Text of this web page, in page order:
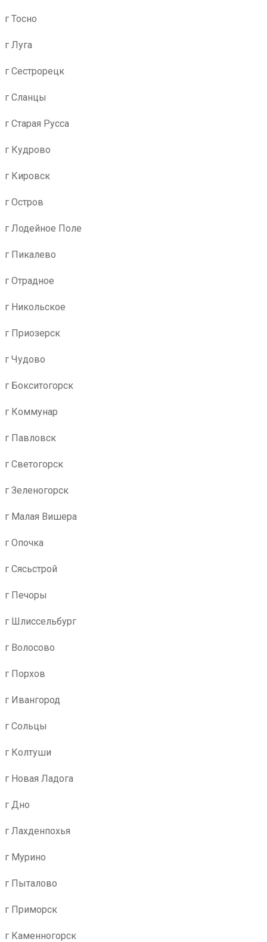
г Тосно
г Луга
г Сестрорецк
г Сланцы
г Старая Русса
г Кудрово
г Кировск
г Остров
г Лодейное Поле
г Пикалево
г Отрадное
г Никольское
г Приозерск
г Чудово
г Бокситогорск
г Коммунар
г Павловск
г Светогорск
г Зеленогорск
г Малая Вишера
г Опочка
г Сясьстрой
г Печоры
г Шлиссельбург
г Волосово
г Порхов
г Ивангород
г Сольцы
г Колтуши
г Новая Ладога
г Дно
г Лахденпохья
г Мурино
г Пыталово
г Приморск
г Каменногорск